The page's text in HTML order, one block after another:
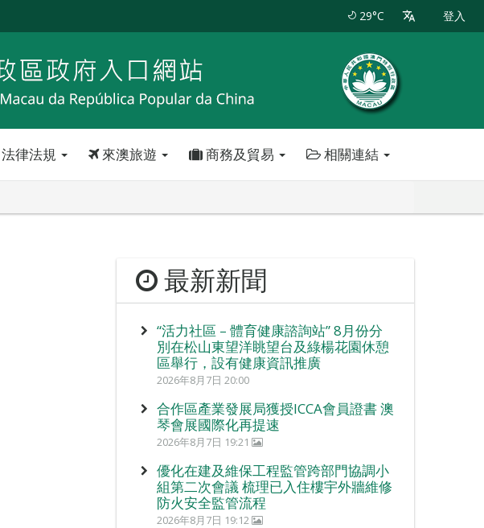
29°C 登入
法律法規 來澳旅遊 商務及貿易 相關連結
最新新聞
“活力社區 – 體育健康諮詢站” 8月份分
別在松山東望洋眺望台及綠楊花園休憩
區舉行，設有健康資訊推廣
2026年8月7日 20:00
合作區產業發展局獲授ICCA會員證書 澳
琴會展國際化再提速
2026年8月7日 19:21
優化在建及維保工程監管跨部門協調小
組第二次會議 梳理已入住樓宇外牆維修
防火安全監管流程
2026年8月7日 19:12